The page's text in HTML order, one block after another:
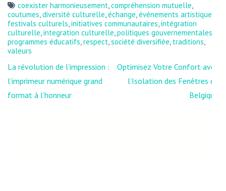
coexister harmonieusement,compréhension mutuelle,
coutumes,diversité culturelle,échange,événements artistiques
festivals culturels,initiatives communautaires,intégration
culturelle,integration culturelle,politiques gouvernementales
programmes éducatifs,respect,société diversifiée, traditions,
valeurs
Navigation
de
l’article
La révolution de l’impression :
l’imprimeur numérique grand
format à l’honneur
Optimisez Votre Confort avec
l’Isolation des Fenêtres en
Belgique